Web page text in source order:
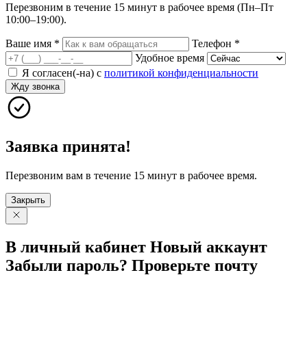
Перезвоним в течение 15 минут в рабочее время (Пн–Пт
10:00–19:00).
Ваше имя * Телефон *
Удобное время
Я согласен(-на) с политикой конфиденциальности
Жду звонка
Заявка принята!
Перезвоним вам в течение 15 минут в рабочее время.
Закрыть
В личный кабинет Новый аккаунт
Забыли пароль? Проверьте почту